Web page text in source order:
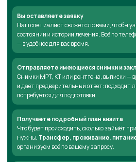
Вы оставляете заявку
Наш специалист свяжется с вами, чтобы
состоянии и истории лечения. Всё по
— в удобное для вас время.
Отправляете имеющиеся снимки и
Снимки МРТ, КТ или рентгена, выписки —
и даёт предварительный ответ: подходит
потребуется для подготовки.
Получаете подробный план визита
Что будет происходить, сколько займёт
нужны. Трансфер, проживание,
организуем всё по вашему запросу.